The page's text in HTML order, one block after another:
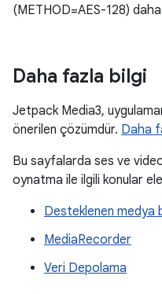
(METHOD=AES-128)
Daha fazla bilgi
Jetpack Media3,
önerilen çözümdür. Daha
Bu sayfalarda ses ve
oynatma ile ilgili konular ele
Desteklenen medya
MediaRecorder
Veri Depolama